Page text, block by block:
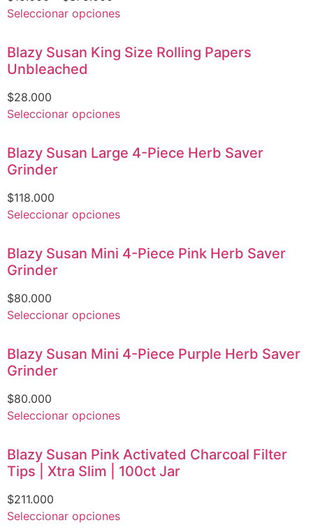
Seleccionar opciones
Blazy Susan King Size Rolling Papers
Unbleached
$28.000
Seleccionar opciones
Blazy Susan Large 4-Piece Herb Saver
Grinder
$118.000
Seleccionar opciones
Blazy Susan Mini 4-Piece Pink Herb Saver
Grinder
$80.000
Seleccionar opciones
Blazy Susan Mini 4-Piece Purple Herb Saver
Grinder
$80.000
Seleccionar opciones
Blazy Susan Pink Activated Charcoal Filter
Tips | Xtra Slim | 100ct Jar
$211.000
Seleccionar opciones